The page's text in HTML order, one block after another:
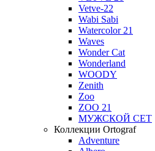
Vetve-22
Wabi Sabi
Watercolor 21
Waves
Wonder Cat
Wonderland
WOODY
Zenith
Zoo
ZOO 21
МУЖСКОЙ СЕТ
Коллекции Ortograf
Adventure